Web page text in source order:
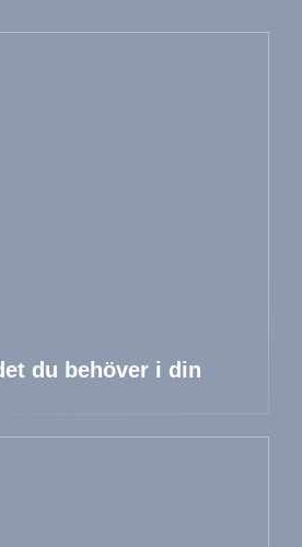
du behöver i din